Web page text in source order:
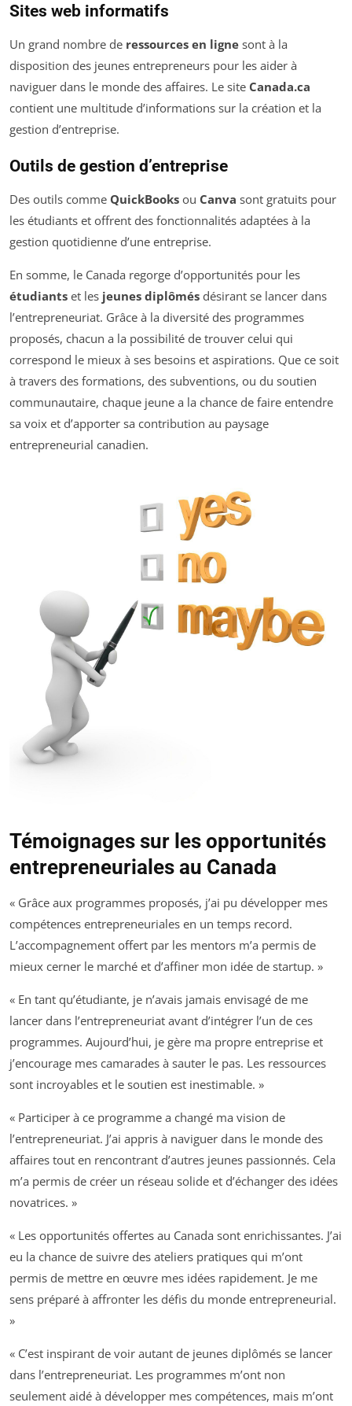
Sites web informatifs
Un grand nombre de ressources en ligne sont à la
disposition des jeunes entrepreneurs pour les aider à
naviguer dans le monde des affaires. Le site Canada.ca
contient une multitude d’informations sur la création et la
gestion d’entreprise.
Outils de gestion d’entreprise
Des outils comme QuickBooks ou Canva sont gratuits pour
les étudiants et offrent des fonctionnalités adaptées à la
gestion quotidienne d’une entreprise.
En somme, le Canada regorge d’opportunités pour les
étudiants et les jeunes diplômés désirant se lancer dans
l’entrepreneuriat. Grâce à la diversité des programmes
proposés, chacun a la possibilité de trouver celui qui
correspond le mieux à ses besoins et aspirations. Que ce soit
à travers des formations, des subventions, ou du soutien
communautaire, chaque jeune a la chance de faire entendre
sa voix et d’apporter sa contribution au paysage
entrepreneurial canadien.
Témoignages sur les opportunités
entrepreneuriales au Canada
« Grâce aux programmes proposés, j’ai pu développer mes
compétences entrepreneuriales en un temps record.
L’accompagnement offert par les mentors m’a permis de
mieux cerner le marché et d’affiner mon idée de startup. »
« En tant qu’étudiante, je n’avais jamais envisagé de me
lancer dans l’entrepreneuriat avant d’intégrer l’un de ces
programmes. Aujourd’hui, je gère ma propre entreprise et
j’encourage mes camarades à sauter le pas. Les ressources
sont incroyables et le soutien est inestimable. »
« Participer à ce programme a changé ma vision de
l’entrepreneuriat. J’ai appris à naviguer dans le monde des
affaires tout en rencontrant d’autres jeunes passionnés. Cela
m’a permis de créer un réseau solide et d’échanger des idées
novatrices. »
« Les opportunités offertes au Canada sont enrichissantes. J’ai
eu la chance de suivre des ateliers pratiques qui m’ont
permis de mettre en œuvre mes idées rapidement. Je me
sens préparé à affronter les défis du monde entrepreneurial.
»
« C’est inspirant de voir autant de jeunes diplômés se lancer
dans l’entrepreneuriat. Les programmes m’ont non
seulement aidé à développer mes compétences, mais m’ont